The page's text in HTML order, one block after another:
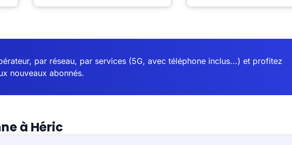
par réseau, par services (5G, avec téléphone inclus...) et profitez
nouveaux abonnés.
à Héric